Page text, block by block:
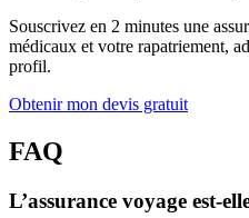
Souscrivez en 2 minutes une
médicaux et votre rapatriement,
profil.
Obtenir mon devis gratuit
FAQ
L’assurance voyage est-